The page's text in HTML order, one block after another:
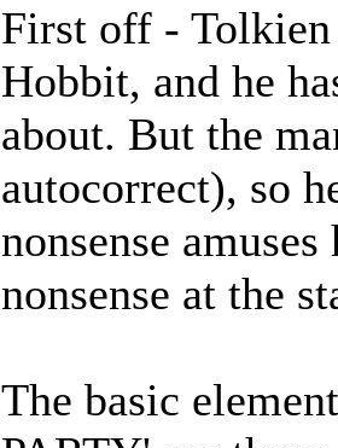
First off - Tolkien
Hobbit, and he
about. But the
autocorrect), so
nonsense
nonsense at the
The basic